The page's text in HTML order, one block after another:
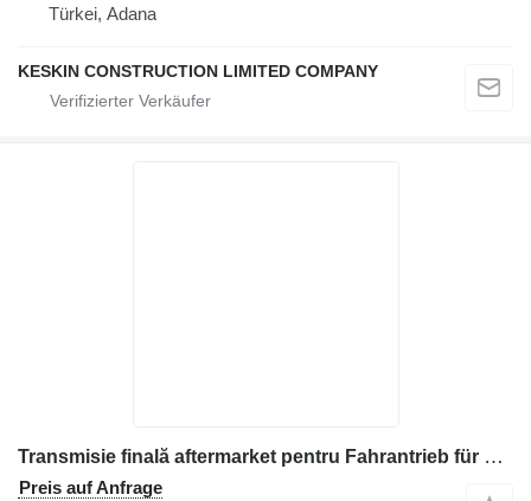
Türkei, Adana
KESKIN CONSTRUCTION LIMITED COMPANY
Transmisie finală aftermarket pentru Fahrantrieb für Volvo EC15B XR Baumaschinen
Preis auf Anfrage